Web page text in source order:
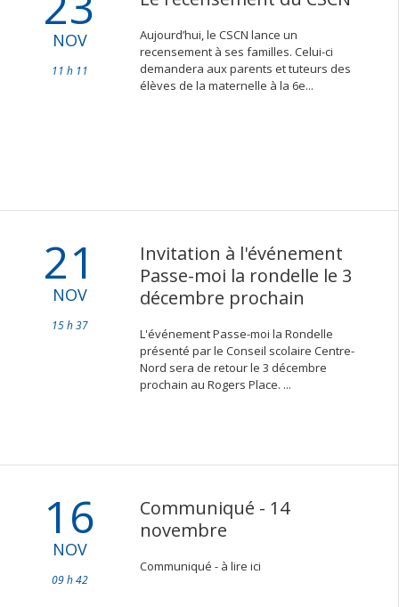
NOV
11 h 11
Aujourd’hui, le CSCN lance un
recensement à ses familles. Celui-ci
demandera aux parents et tuteurs des
élèves de la maternelle à la 6e...
21
NOV
15 h 37
Invitation à l'événement
Passe-moi la rondelle le 3
décembre prochain
L'événement Passe-moi la Rondelle
présenté par le Conseil scolaire Centre-
Nord sera de retour le 3 décembre
prochain au Rogers Place. ...
16
NOV
09 h 42
Communiqué - 14
novembre
Communiqué - à lire ici